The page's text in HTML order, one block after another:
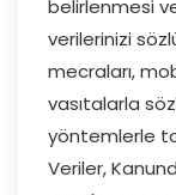
belirlenmesi
verilerinizi
mecraları,
vasıtalarla
yöntemlerle
Veriler,